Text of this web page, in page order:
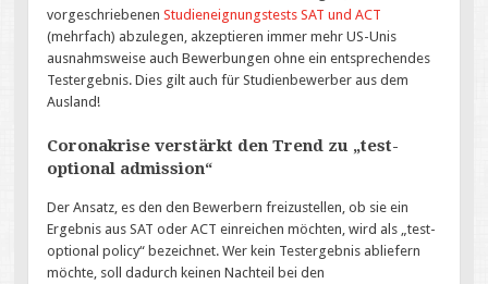
vorgeschriebenenStudieneignungstests SAT und ACT
(mehrfach) abzulegen, akzeptieren immer mehr US-Unis
ausnahmsweise auch Bewerbungen ohne ein entsprechendes
Testergebnis. Dies gilt auch für Studienbewerber aus dem
Ausland!
Coronakrise verstärkt den Trend zu „test-
optional admission“
Der Ansatz, es den den Bewerbern freizustellen, ob sie ein
Ergebnis aus SAT oder ACT einreichen möchten, wird als „test-
optional policy“ bezeichnet. Wer kein Testergebnis abliefern
möchte, soll dadurch keinen Nachteil bei den